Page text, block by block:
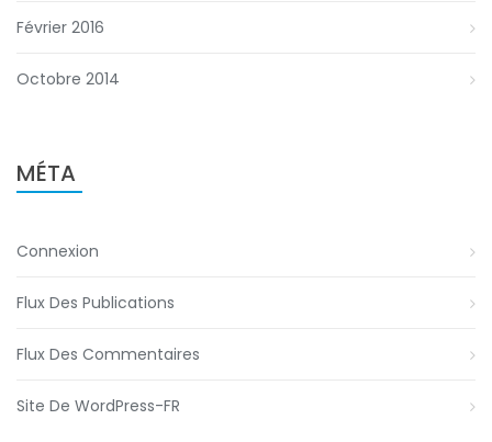
Février 2016
Octobre 2014
MÉTA
Connexion
Flux Des Publications
Flux Des Commentaires
Site De WordPress-FR